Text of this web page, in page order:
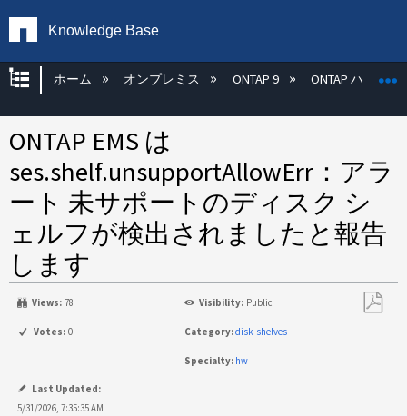
Knowledge Base
グローバル階層を展開/折りたたむ
ホーム オンプレミス ONTAP 9 ONTAP ハード
ONTAP EMS は
ses.shelf.unsupportAllowErr：アラ
ート 未サポートのディスク シ
ェルフが検出されましたと報告
します
Views: 78 Visibility: Public
Votes: 0 Category:disk-shelves
Specialty: hw
Last Updated:
5/31/2026, 7:35:35 AM